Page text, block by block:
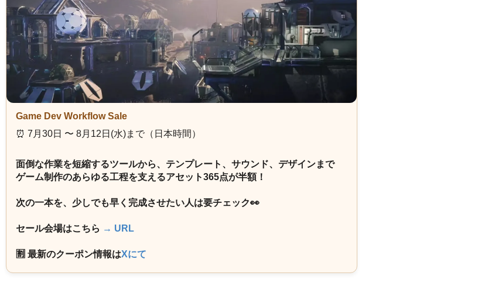
Game Dev Workflow Sale
⏰️ 7月30日 〜 8月12日(水)まで（日本時間）
面倒な作業を短縮するツールから、テンプレート、サウンド、デザインまで
ゲーム制作のあらゆる工程を支えるアセット365点が半額！
次の一本を、少しでも早く完成させたい人は要チェック👀
セール会場はこちら → URL
🈹 最新のクーポン情報はXにて